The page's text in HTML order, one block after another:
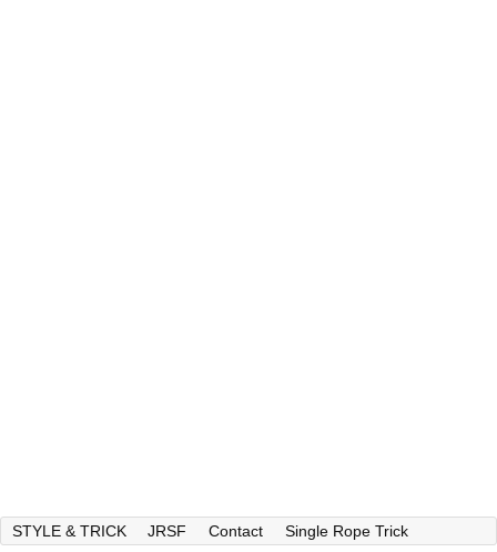
STYLE & TRICK JRSF Contact Single Rope Trick